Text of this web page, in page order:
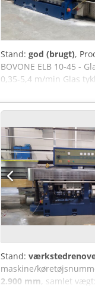
Stand: god (brugt),
BOVONE ELB 10-45 -
0,35-5,4 m/min Glas
glasstørrelse: tykkelse
mm kant 80 x 80 mm
kg
2900 mm Spænding:
Stand:
maskine/
2.900 mm, samlet vægt: